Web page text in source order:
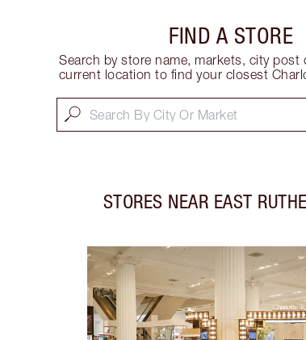
FIND A STORE
Search by store name, markets, city post
current location to find your closest
STORES NEAR EAST